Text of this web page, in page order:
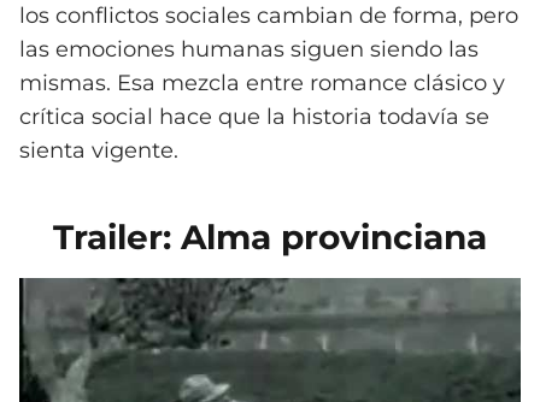
los conflictos sociales cambian de forma, pero
las emociones humanas siguen siendo las
mismas. Esa mezcla entre romance clásico y
crítica social hace que la historia todavía se
sienta vigente.
Trailer: Alma provinciana